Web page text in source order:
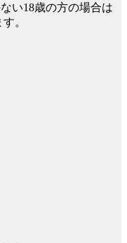
い18歳の方の場合は
。